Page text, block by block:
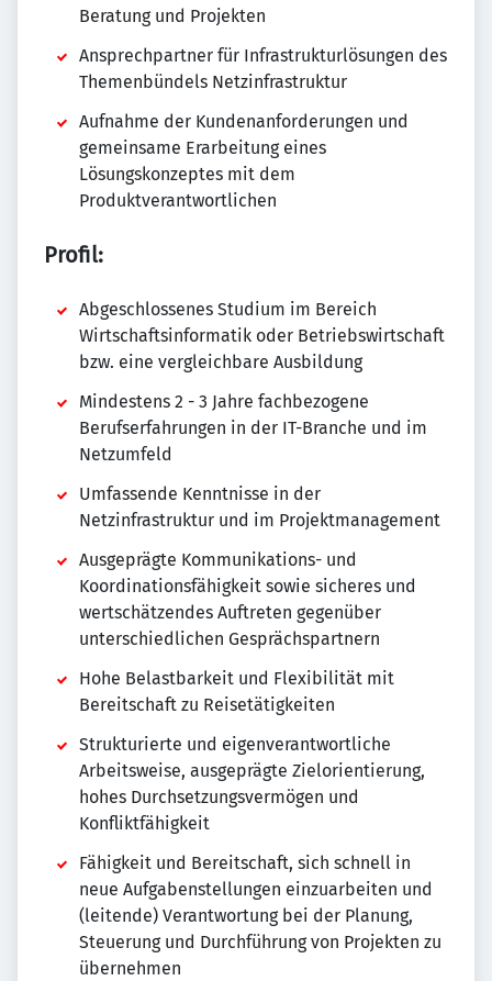
Beratung und Projekten
Ansprechpartner für Infrastrukturlösungen des
Themenbündels Netzinfrastruktur
Aufnahme der Kundenanforderungen und
gemeinsame Erarbeitung eines
Lösungskonzeptes mit dem
Produktverantwortlichen
Profil:
Abgeschlossenes Studium im Bereich
Wirtschaftsinformatik oder Betriebswirtschaft
bzw. eine vergleichbare Ausbildung
Mindestens 2 - 3 Jahre fachbezogene
Berufserfahrungen in der IT-Branche und im
Netzumfeld
Umfassende Kenntnisse in der
Netzinfrastruktur und im Projektmanagement
Ausgeprägte Kommunikations- und
Koordinationsfähigkeit sowie sicheres und
wertschätzendes Auftreten gegenüber
unterschiedlichen Gesprächspartnern
Hohe Belastbarkeit und Flexibilität mit
Bereitschaft zu Reisetätigkeiten
Strukturierte und eigenverantwortliche
Arbeitsweise, ausgeprägte Zielorientierung,
hohes Durchsetzungsvermögen und
Konfliktfähigkeit
Fähigkeit und Bereitschaft, sich schnell in
neue Aufgabenstellungen einzuarbeiten und
(leitende) Verantwortung bei der Planung,
Steuerung und Durchführung von Projekten zu
übernehmen